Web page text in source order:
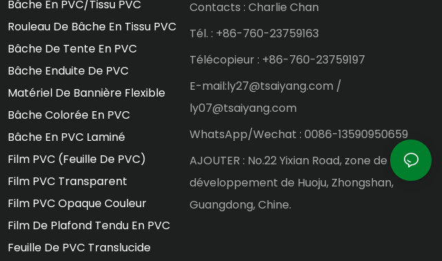
Bâche En PVC/tissu PVC
Rouleau De Bâche En Tissu PVC
Bâche De Tente En PVC
Bâche Enduite De PVC
Matériel De Bannière Flexible
Bâche Colorée En PVC
Bâche En PVC Laminé
Film PVC (feuille De PVC)
Film PVC Transparent
Film PVC Opaque Couleur
Film De Plafond Tendu En PVC
Feuille De PVC Translucide
Contacts : Charlie Chan
Tél. : +86-760-23759163
Télécopieur : +86-760-23759197
E-mail:ly27@tsaiyang.com /
ly07@tsaiyang.com
WhatsApp/Wechat : 0086-13590950659
AJOUTER : No.22 Yixian Road, zone de
développement de Huoju, Zhongshan,
Guangdong, Chine.